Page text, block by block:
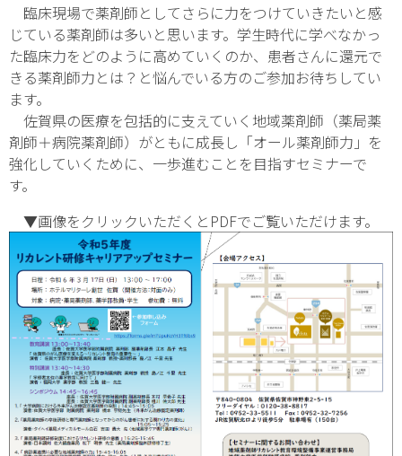
臨床現場で薬剤師としてさらに力をつけていきたいと感
じている薬剤師は多いと思います。学生時代に学べなかっ
た臨床力をどのように高めていくのか、患者さんに還元で
きる薬剤師力とは？と悩んでいる方のご参加お待ちしてい
ます。
佐賀県の医療を包括的に支えていく地域薬剤師（薬局薬
剤師＋病院薬剤師）がともに成長し「オール薬剤師力」を
強化していくために、一歩進むことを目指すセミナーで
す。
▼画像をクリックいただくとPDFでご覧いただけます。